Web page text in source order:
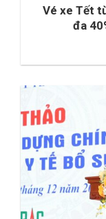
Vé xe Tết
đa